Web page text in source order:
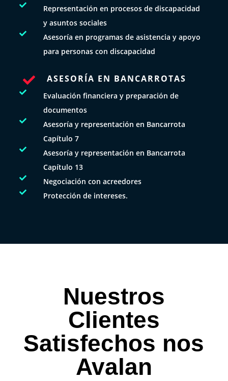

Representación en procesos de discapacidad
y asuntos sociales

Asesoría en programas de asistencia y apoyo
para personas con discapacidad
 ASESORÍA EN BANCARROTAS

Evaluación financiera y preparación de
documentos

Asesoría y representación en Bancarrota
Capítulo 7

Asesoría y representación en Bancarrota
Capítulo 13
 Negociación con acreedores
 Protección de intereses.
Nuestros
Clientes
Satisfechos nos
Avalan